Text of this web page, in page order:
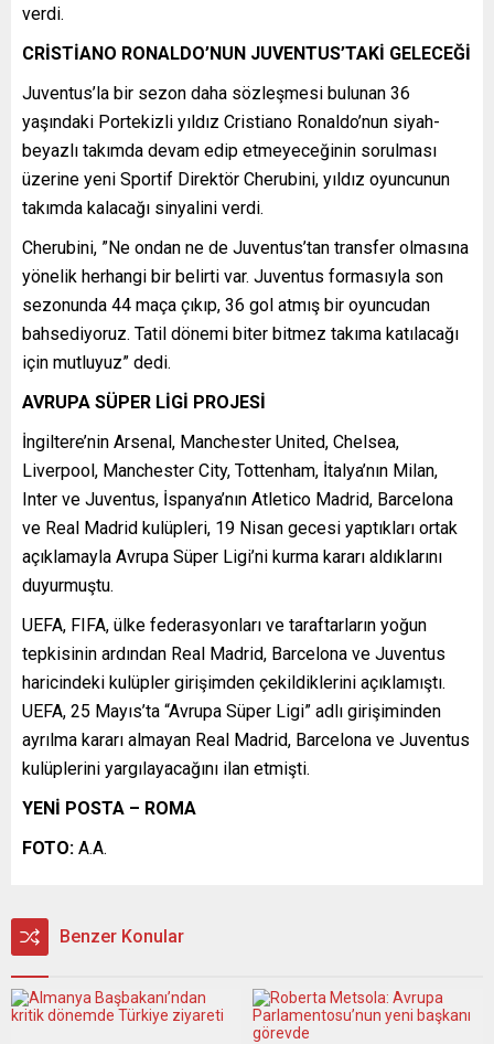
verdi.
CRİSTİANO RONALDO’NUN JUVENTUS’TAKİ GELECEĞİ
Juventus’la bir sezon daha sözleşmesi bulunan 36
yaşındaki Portekizli yıldız Cristiano Ronaldo’nun siyah-
beyazlı takımda devam edip etmeyeceğinin sorulması
üzerine yeni Sportif Direktör Cherubini, yıldız oyuncunun
takımda kalacağı sinyalini verdi.
Cherubini, ”Ne ondan ne de Juventus’tan transfer olmasına
yönelik herhangi bir belirti var. Juventus formasıyla son
sezonunda 44 maça çıkıp, 36 gol atmış bir oyuncudan
bahsediyoruz. Tatil dönemi biter bitmez takıma katılacağı
için mutluyuz” dedi.
AVRUPA SÜPER LİGİ PROJESİ
İngiltere’nin Arsenal, Manchester United, Chelsea,
Liverpool, Manchester City, Tottenham, İtalya’nın Milan,
Inter ve Juventus, İspanya’nın Atletico Madrid, Barcelona
ve Real Madrid kulüpleri, 19 Nisan gecesi yaptıkları ortak
açıklamayla Avrupa Süper Ligi’ni kurma kararı aldıklarını
duyurmuştu.
UEFA, FIFA, ülke federasyonları ve taraftarların yoğun
tepkisinin ardından Real Madrid, Barcelona ve Juventus
haricindeki kulüpler girişimden çekildiklerini açıklamıştı.
UEFA, 25 Mayıs’ta “Avrupa Süper Ligi” adlı girişiminden
ayrılma kararı almayan Real Madrid, Barcelona ve Juventus
kulüplerini yargılayacağını ilan etmişti.
YENİ POSTA – ROMA
FOTO: A.A.
Benzer Konular